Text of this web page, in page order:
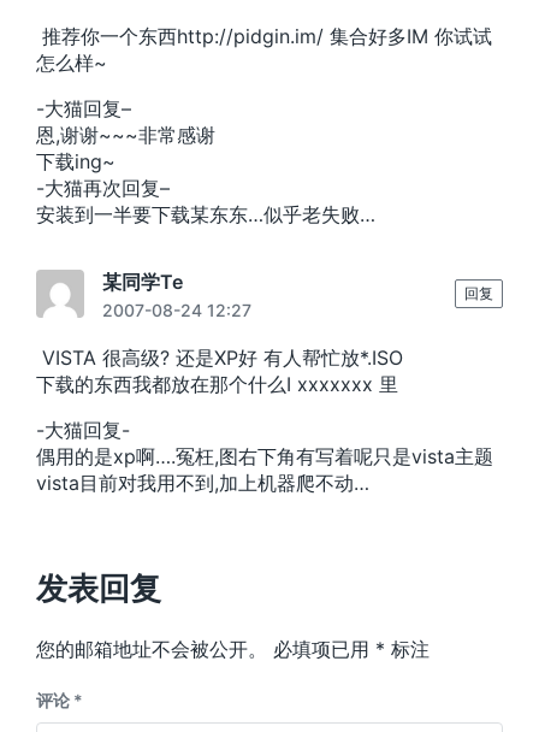
推荐你一个东西http://pidgin.im/ 集合好多IM 你试试
怎么样~
-大猫回复–
恩,谢谢~~~非常感谢
下载ing~
-大猫再次回复–
安装到一半要下载某东东…似乎老失败…
某同学Te
2007-08-24 12:27
VISTA 很高级? 还是XP好 有人帮忙放*.ISO
下载的东西我都放在那个什么I xxxxxxx 里
-大猫回复-
偶用的是xp啊….冤枉,图右下角有写着呢只是vista主题
vista目前对我用不到,加上机器爬不动…
回复
发表回复
您的邮箱地址不会被公开。 必填项已用 * 标注
评论 *